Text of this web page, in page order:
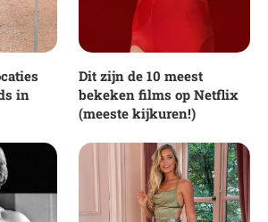
in
Dit zijn de 10 meest
bekeken films op Netflix
(meeste kijkuren!)